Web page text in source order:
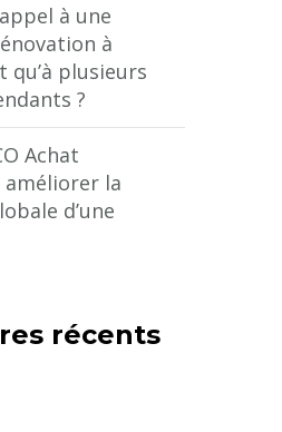
à une
à
plusieurs
?
Achat
la
d’une
récents